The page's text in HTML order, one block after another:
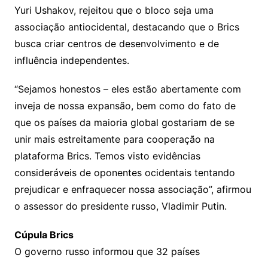
Yuri Ushakov, rejeitou que o bloco seja uma
associação antiocidental, destacando que o Brics
busca criar centros de desenvolvimento e de
influência independentes.
“Sejamos honestos – eles estão abertamente com
inveja de nossa expansão, bem como do fato de
que os países da maioria global gostariam de se
unir mais estreitamente para cooperação na
plataforma Brics. Temos visto evidências
consideráveis ​​de oponentes ocidentais tentando
prejudicar e enfraquecer nossa associação”, afirmou
o assessor do presidente russo, Vladimir Putin.
Cúpula Brics
O governo russo informou que 32 países